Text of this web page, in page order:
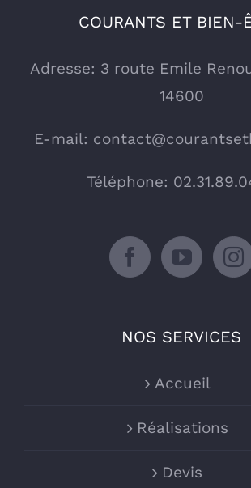
COURANTS ET BIEN-
Adresse: 3 route Emile
14600
E-mail:
Téléphone:
NOS SERVICES
Accueil
Réalisations
Devis